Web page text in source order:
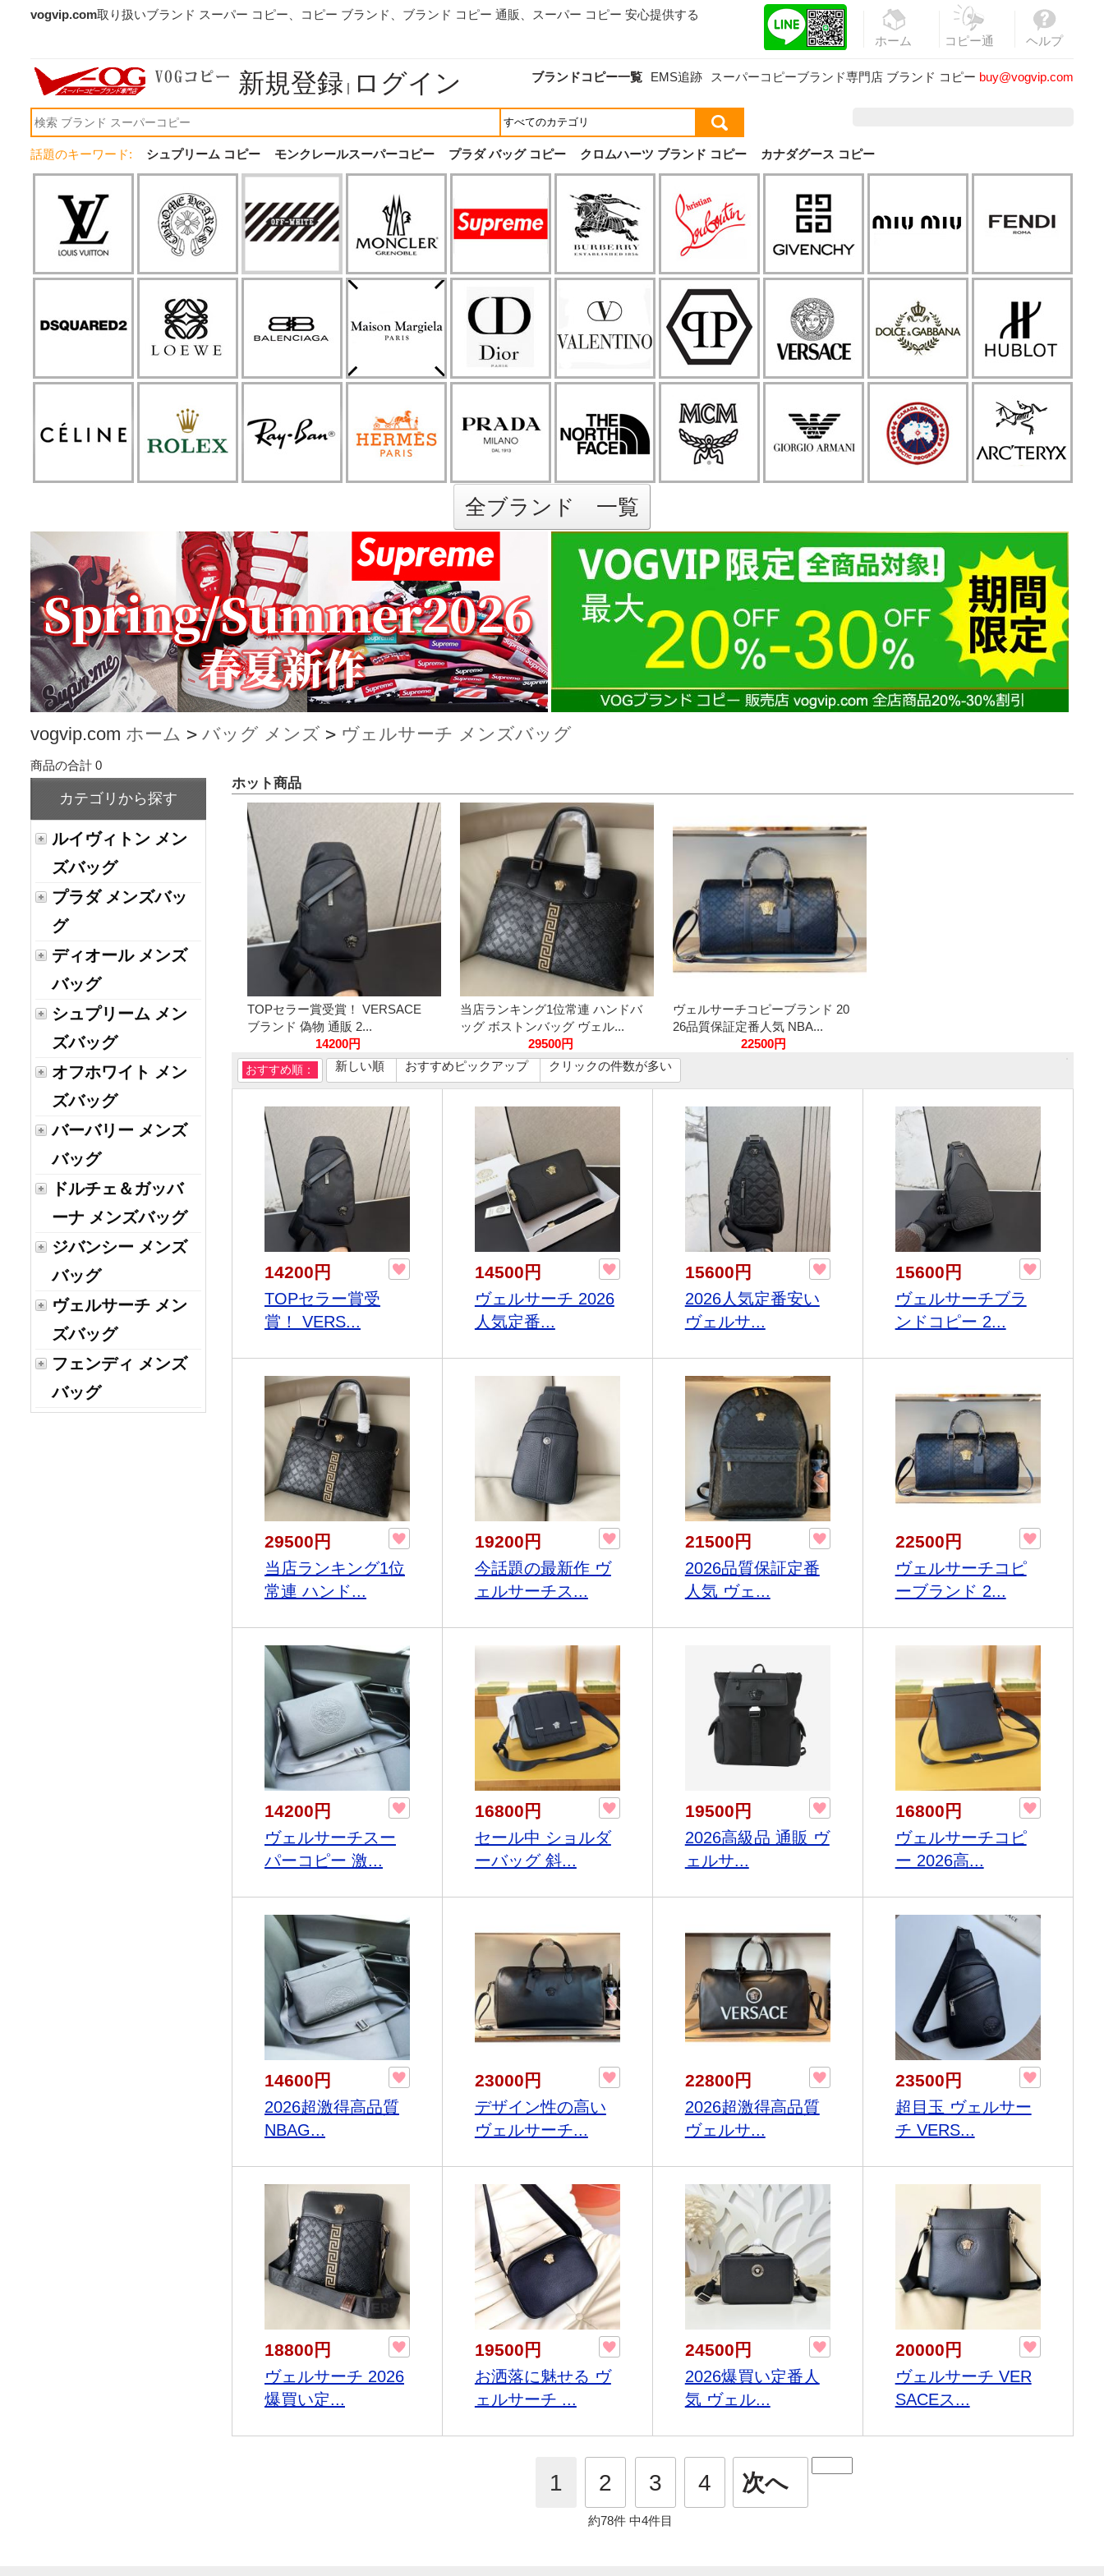
vogvip.com取り扱いブランド スーパー コピー、コピー ブランド、 ブランド コピー 通販
、スーパー コピー 安心提供する
ホーム
コピー通
ヘルプ
新規登録 | ログイン ブランドコピー一覧 EMS追跡 スーパーコピーブランド専門店 ブランド コピー buy@vogvip.com
話題のキーワード: シュプリーム コピー モンクレールスーパーコピー プラダ バッグ コピー クロムハーツ ブランド コピー カナダグース コピー
全ブランド 一覧
vogvip.com ホーム > バッグ メンズ > ヴェルサーチ メンズバッグ
商品の合計 0
カテゴリから探す
ルイヴィトン メン
ズバッグ
プラダ メンズバッ
グ
ディオール メンズ
バッグ
シュプリーム メン
ズバッグ
オフホワイト メン
ズバッグ
バーバリー メンズ
バッグ
ドルチェ＆ガッバ
ーナ メンズバッグ
ジバンシー メンズ
バッグ
ヴェルサーチ メン
ズバッグ
フェンディ メンズ
バッグ
ホット商品
TOPセラー賞受賞！ VERSACE
ブランド 偽物 通販 2...
14200円
当店ランキング1位常連 ハンドバ
ッグ ボストンバッグ ヴェル...
29500円
ヴェルサーチコピーブランド 20
26品質保証定番人気 NBA...
22500円
おすすめ順： 新しい順 おすすめピックアップ クリックの件数が多い
14200円
TOPセラー賞受
賞！ VERS...
14500円
ヴェルサーチ 2026
人気定番...
15600円
2026人気定番安い
ヴェルサ...
15600円
ヴェルサーチブラ
ンドコピー 2...
29500円
当店ランキング1位
常連 ハンド...
19200円
今話題の最新作 ヴ
ェルサーチス...
21500円
2026品質保証定番
人気 ヴェ...
22500円
ヴェルサーチコピ
ーブランド 2...
14200円
ヴェルサーチスー
パーコピー 激...
16800円
セール中 ショルダ
ーバッグ 斜...
19500円
2026高級品 通販 ヴ
ェルサ...
16800円
ヴェルサーチコピ
ー 2026高...
14600円
2026超激得高品質
NBAG...
23000円
デザイン性の高い
ヴェルサーチ...
22800円
2026超激得高品質
ヴェルサ...
23500円
超目玉 ヴェルサー
チ VERS...
18800円
ヴェルサーチ 2026
爆買い定...
19500円
お洒落に魅せる ヴ
ェルサーチ ...
24500円
2026爆買い定番人
気 ヴェル...
20000円
ヴェルサーチ VER
SACEス...
次へ
1 2 3 4
約78件 中4件目